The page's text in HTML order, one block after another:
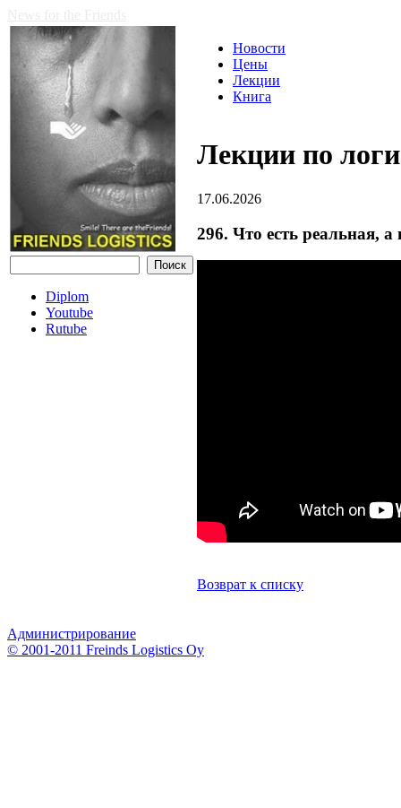
Diplom
Youtube
Rutube
Новости
Цены
Лекции
Книга
Лекции по
17.06.2026
296. Что есть реальная,
Возврат к списку
Администрирование
© 2001-2011 Freinds Logistics Oy